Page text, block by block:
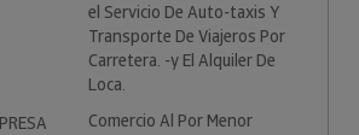
el Servicio De Auto-taxis Y
Transporte De Viajeros Por
Carretera. -y El Alquiler De
Loca.
Comercio Al Por Menor